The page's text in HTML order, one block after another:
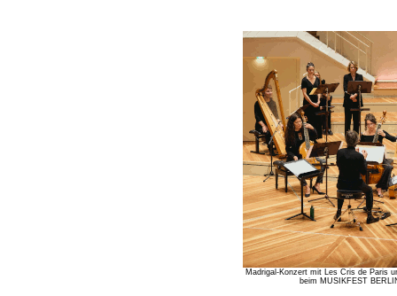
Madrigal-Konzert mit Les Cris de Paris
beim MUSIKFEST